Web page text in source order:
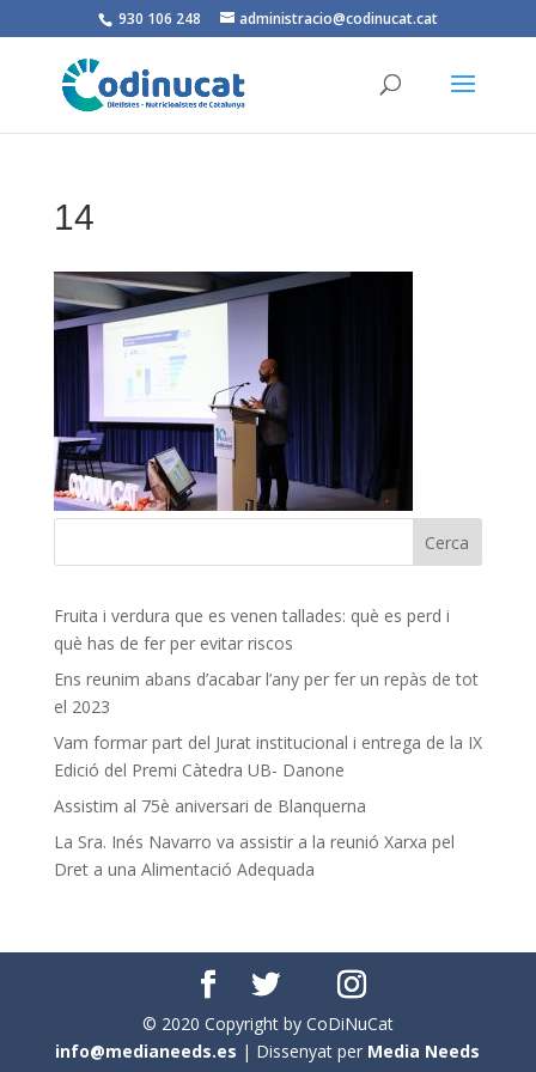
930 106 248 administracio@codinucat.cat
14
Fruita i verdura que es venen tallades: què es perd i
què has de fer per evitar riscos
Ens reunim abans d’acabar l’any per fer un repàs de tot
el 2023
Vam formar part del Jurat institucional i entrega de la IX
Edició del Premi Càtedra UB- Danone
Assistim al 75è aniversari de Blanquerna
La Sra. Inés Navarro va assistir a la reunió Xarxa pel
Dret a una Alimentació Adequada
© 2020 Copyright by CoDiNuCat
info@medianeeds.es | Dissenyat per Media Needs